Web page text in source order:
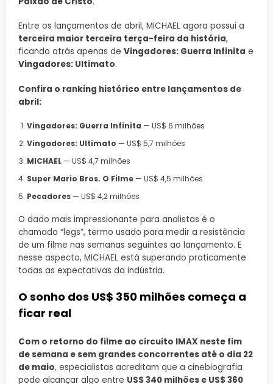
Entre os lançamentos de abril, MICHAEL agora possui a
terceira maior terceira terça-feira da história,
ficando atrás apenas de Vingadores: Guerra Infinita e
Vingadores: Ultimato.
Confira o ranking histórico entre lançamentos de
abril:
Vingadores: Guerra Infinita — US$ 6 milhões
Vingadores: Ultimato — US$ 5,7 milhões
MICHAEL— US$ 4,7 milhões
Super Mario Bros. O Filme— US$ 4,5 milhões
Pecadores— US$ 4,2 milhões
O dado mais impressionante para analistas é o
chamado “legs”, termo usado para medir a resistência
de um filme nas semanas seguintes ao lançamento. E
nesse aspecto, MICHAEL está superando praticamente
todas as expectativas da indústria.
O sonho dos US$ 350 milhões começa a
ficar real
Com o retorno do filme ao circuito IMAX neste fim
de semana e sem grandes concorrentes até o dia 22
de maio, especialistas acreditam que a cinebiografia
pode alcançar algo entre US$ 340 milhões e US$ 360